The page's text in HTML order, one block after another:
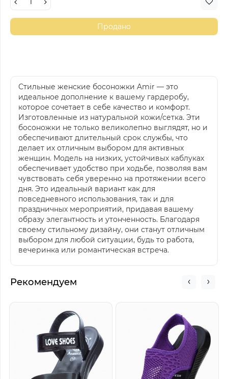
Продано
Стильные женские босоножки Amir — это
идеальное дополнение к вашему гардеробу,
которое сочетает в себе качество и комфорт.
Изготовленные из натуральной кожи/сетка. Эти
босоножки не только великолепно выглядят, но и
обеспечивают длительный срок службы, что
делает их отличным выбором для активных
женщин. Модель на низких, устойчивых каблуках
обеспечивает удобство при ходьбе, позволяя вам
чувствовать себя уверенно на протяжении всего
дня. Это идеальный вариант как для
повседневного использования, так и для
праздничных мероприятий, придавая вашему
образу элегантность и утонченность. Благодаря
своему стильному дизайну, они станут отличным
выбором для любой ситуации, будь то работа,
вечеринка или романтическая встреча.
Рекомендуем